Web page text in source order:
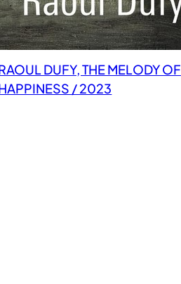
DUFY, THE MELODY OF
/ 2023